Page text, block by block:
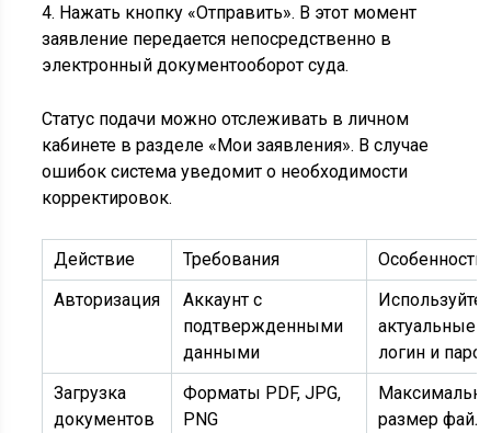
4. Нажать кнопку «Отправить». В этот момент
заявление передается непосредственно в
электронный документооборот суда.
Статус подачи можно отслеживать в личном
кабинете в разделе «Мои заявления». В случае
ошибок система уведомит о необходимости
корректировок.
Действие Требования
Особенности
Авторизация
Аккаунт с
подтвержденными
данными
Используйте
актуальные
логин и
Загрузка
документов
Форматы PDF, JPG,
PNG
размер